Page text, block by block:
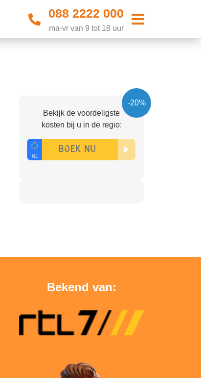
088 2222 000
ma-vr van 9 tot 18 uur
-20%
Bekijk de voordeligste
kosten bij u in de regio:
Bekend van: